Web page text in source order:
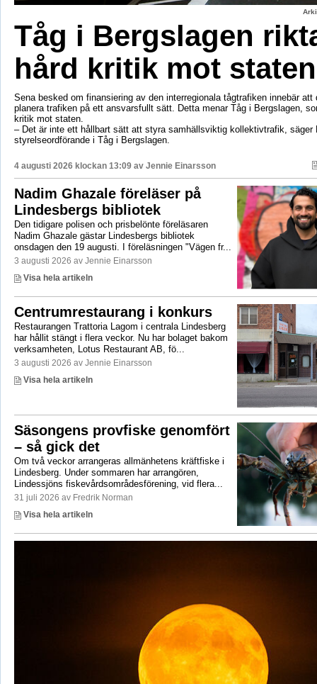
Tåg i Bergslagen
hård kritik mot staten
Sena besked om finansiering av den interregionala tågtrafiken innebär att
planera trafiken på ett ansvarsfullt sätt. Detta menar Tåg i Bergslagen,
kritik mot staten.
– Det är inte ett hållbart sätt att styra samhällsviktig kollektivtrafik, säger
styrelseordförande i Tåg i Bergslagen.
4 augusti 2026 klockan 13:09 av Jennie Einarsson
Nadim Ghazale föreläser på
Lindesbergs bibliotek
Den tidigare polisen och prisbelönte föreläsaren
Nadim Ghazale gästar Lindesbergs bibliotek
onsdagen den 19 augusti. I föreläsningen "Vägen fr...
3 augusti 2026 av Jennie Einarsson
Visa hela artikeln
Centrumrestaurang i konkurs
Restaurangen Trattoria Lagom i centrala Lindesberg
har hållit stängt i flera veckor. Nu har bolaget bakom
verksamheten, Lotus Restaurant AB, fö...
3 augusti 2026 av Jennie Einarsson
Visa hela artikeln
Säsongens provfiske genomfört
– så gick det
Om två veckor arrangeras allmänhetens kräftfiske i
Lindesberg. Under sommaren har arrangören,
Lindessjöns fiskevårdsområdesförening, vid flera...
31 juli 2026 av Fredrik Norman
Visa hela artikeln